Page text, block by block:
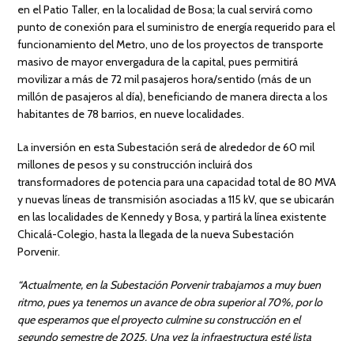
en el Patio Taller, en la localidad de Bosa; la cual servirá como
punto de conexión para el suministro de energía requerido para el
funcionamiento del Metro, uno de los proyectos de transporte
masivo de mayor envergadura de la capital, pues permitirá
movilizar a más de 72 mil pasajeros hora/sentido (más de un
millón de pasajeros al día), beneficiando de manera directa a los
habitantes de 78 barrios, en nueve localidades.
La inversión en esta Subestación será de alrededor de 60 mil
millones de pesos y su construcción incluirá dos
transformadores de potencia para una capacidad total de 80 MVA
y nuevas líneas de transmisión asociadas a 115 kV, que se ubicarán
en las localidades de Kennedy y Bosa, y partirá la línea existente
Chicalá-Colegio, hasta la llegada de la nueva Subestación
Porvenir.
“Actualmente, en la Subestación Porvenir trabajamos a muy buen
ritmo, pues ya tenemos un avance de obra superior al 70%, por lo
que esperamos que el proyecto culmine su construcción en el
segundo semestre de 2025. Una vez la infraestructura esté lista